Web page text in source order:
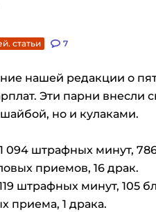
статьи 7
нашей редакции о
Эти парни внесли
но и кулаками.
094 штрафных минут,
приемов, 16 драк.
штрафных минут, 105
приема, 1 драка.